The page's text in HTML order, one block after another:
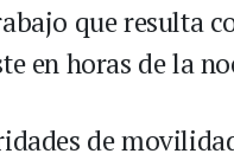
que resulta
en horas de la
de